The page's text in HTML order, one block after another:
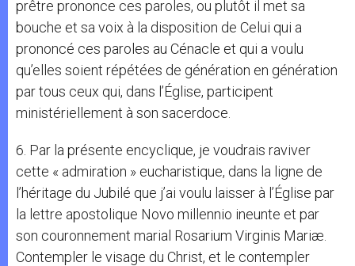
prêtre prononce ces paroles, ou plutôt il met sa
bouche et sa voix à la disposition de Celui qui a
prononcé ces paroles au Cénacle et qui a voulu
qu’elles soient répétées de génération en génération
par tous ceux qui, dans l’Église, participent
ministériellement à son sacerdoce.
6. Par la présente encyclique, je voudrais raviver
cette « admiration » eucharistique, dans la ligne de
l’héritage du Jubilé que j’ai voulu laisser à l’Église par
la lettre apostolique Novo millennio ineunte et par
son couronnement marial Rosarium Virginis Mariæ.
Contempler le visage du Christ, et le contempler